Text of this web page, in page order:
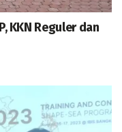
KKN Reguler dan